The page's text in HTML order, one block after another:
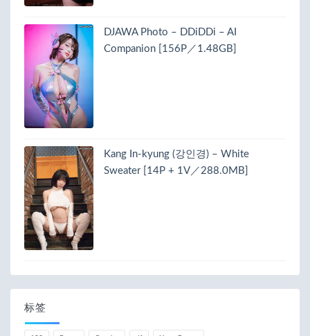
DJAWA Photo – DDiDDi – AI
Companion [156P／1.48GB]
Kang In-kyung (강인경) – White
Sweater [14P + 1V／288.0MB]
标签